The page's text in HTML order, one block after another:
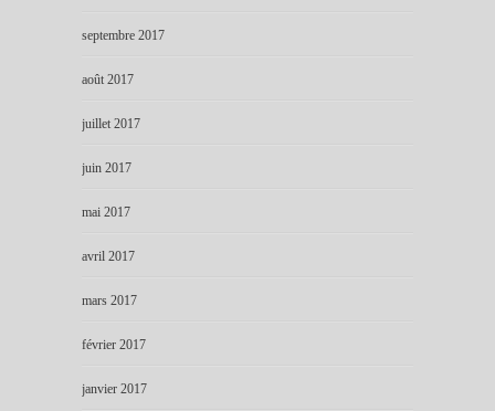
septembre 2017
août 2017
juillet 2017
juin 2017
mai 2017
avril 2017
mars 2017
février 2017
janvier 2017